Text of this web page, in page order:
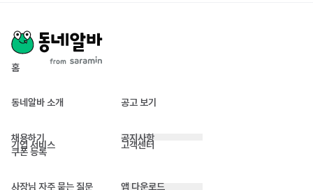
홈
동네알바 소개 공고 보기
채용하기
기업 서비스
쿠폰 등록
공지사항
고객센터
사장님 자주 묻는 질문 앱 다운로드